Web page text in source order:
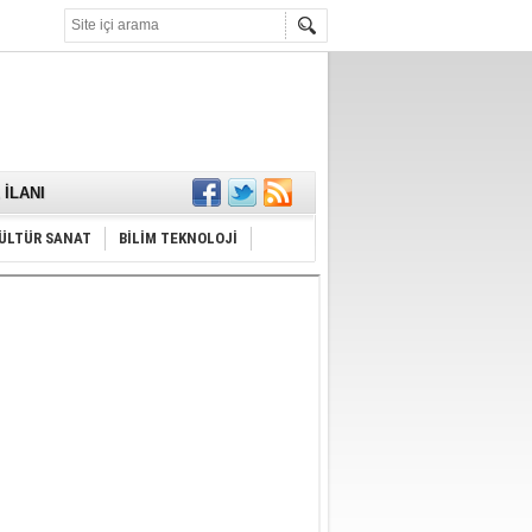
SANAT BİLİM TEKNOLOJİ